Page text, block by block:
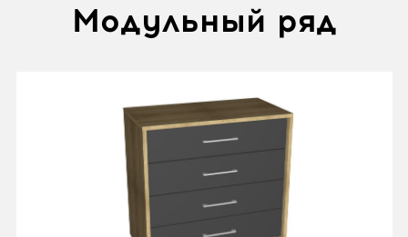
Модульный ряд